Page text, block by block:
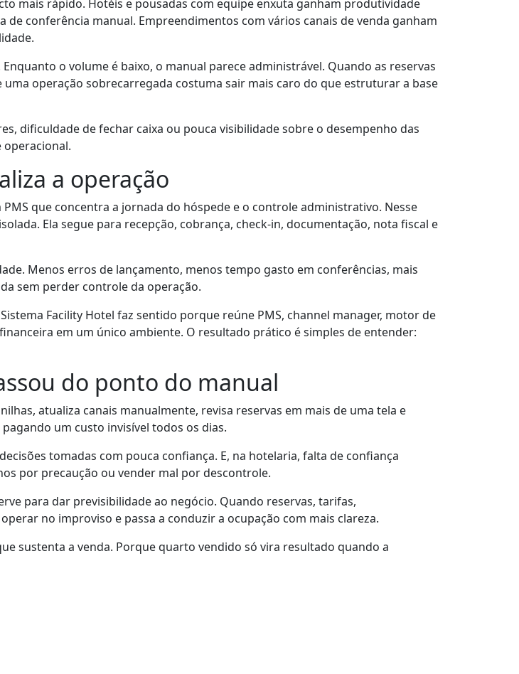
mais rápido. Hotéis e pousadas com equipe enxuta ganham produtividade
conferência manual. Empreendimentos com vários canais de venda ganham
o volume é baixo, o manual parece administrável. Quando as reservas
operação sobrecarregada costuma sair mais caro do que estruturar a base
dificuldade de fechar caixa ou pouca visibilidade sobre o desempenho das
operacional.
a operação
que concentra a jornada do hóspede e o controle administrativo. Nesse
Ela segue para recepção, cobrança, check-in, documentação, nota fiscal e
Menos erros de lançamento, menos tempo gasto em conferências, mais
sem perder controle da operação.
Facility Hotel faz sentido porque reúne PMS, channel manager, motor de
em um único ambiente. O resultado prático é simples de entender:
do ponto do manual
atualiza canais manualmente, revisa reservas em mais de uma tela e
um custo invisível todos os dias.
tomadas com pouca confiança. E, na hotelaria, falta de confiança
por precaução ou vender mal por descontrole.
para dar previsibilidade ao negócio. Quando reservas, tarifas,
no improviso e passa a conduzir a ocupação com mais clareza.
sustenta a venda. Porque quarto vendido só vira resultado quando a